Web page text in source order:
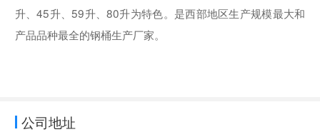
升、45升、59升、80升为特色。是西部地区生产规模最大和
产品品种最全的钢桶生产厂家。
公司地址